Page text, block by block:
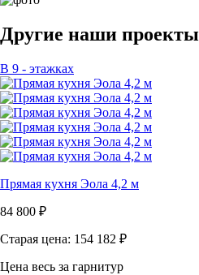
Другие наши проекты
В 9 - этажках
Прямая кухня Эола 4,2 м
84 800 ₽
Старая цена: 154 182 ₽
Цена весь за гарнитур